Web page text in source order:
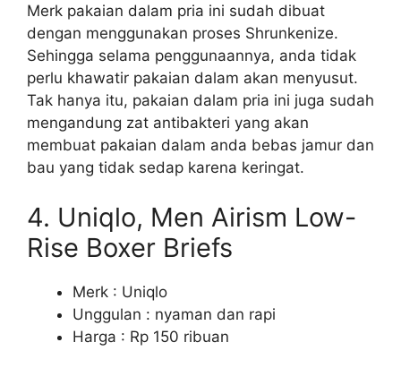
Merk pakaian dalam pria ini sudah dibuat
dengan menggunakan proses Shrunkenize.
Sehingga selama penggunaannya, anda tidak
perlu khawatir pakaian dalam akan menyusut.
Tak hanya itu, pakaian dalam pria ini juga sudah
mengandung zat antibakteri yang akan
membuat pakaian dalam anda bebas jamur dan
bau yang tidak sedap karena keringat.
4. Uniqlo, Men Airism Low-
Rise Boxer Briefs
Merk : Uniqlo
Unggulan : nyaman dan rapi
Harga : Rp 150 ribuan